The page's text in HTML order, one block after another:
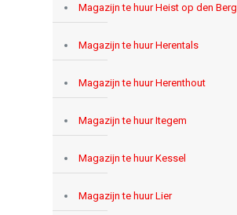
Magazijn te huur Heist op den Berg
Magazijn te huur Herentals
Magazijn te huur Herenthout
Magazijn te huur Itegem
Magazijn te huur Kessel
Magazijn te huur Lier